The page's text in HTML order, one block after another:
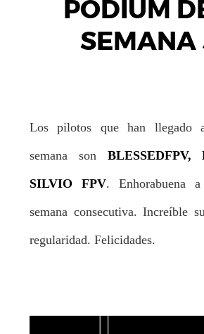
PODIUM
SEMANA
Los pilotos que han llegado
semana son BLESSEDFPV,
SILVIO FPV. Enhorabuena
semana consecutiva. Increíble
regularidad. Felicidades.